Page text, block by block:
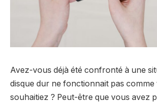
Avez-vous déjà été confronté à une
disque dur ne fonctionnait pas comme
souhaitiez ? Peut-être que vous avez